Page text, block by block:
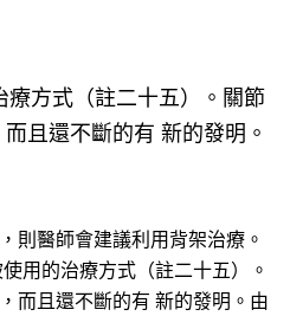
療方式（註二十五）。關節
且還不斷的有 新的發明。
則醫師會建議利用背架治療。
用的治療方式（註二十五）。
而且還不斷的有 新的發明。由